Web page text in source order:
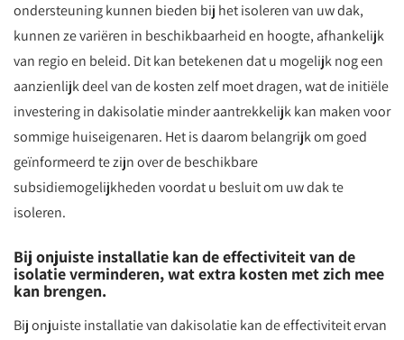
ondersteuning kunnen bieden bij het isoleren van uw dak,
kunnen ze variëren in beschikbaarheid en hoogte, afhankelijk
van regio en beleid. Dit kan betekenen dat u mogelijk nog een
aanzienlijk deel van de kosten zelf moet dragen, wat de initiële
investering in dakisolatie minder aantrekkelijk kan maken voor
sommige huiseigenaren. Het is daarom belangrijk om goed
geïnformeerd te zijn over de beschikbare
subsidiemogelijkheden voordat u besluit om uw dak te
isoleren.
Bij onjuiste installatie kan de effectiviteit van de
isolatie verminderen, wat extra kosten met zich mee
kan brengen.
Bij onjuiste installatie van dakisolatie kan de effectiviteit ervan